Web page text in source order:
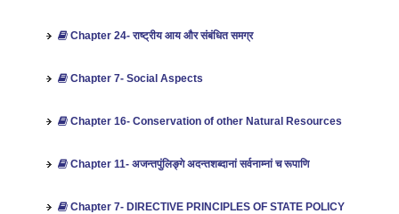
Chapter 24- राष्‍ट्रीय आय और संबंधित समग्र
Chapter 7- Social Aspects
Chapter 16- Conservation of other Natural Resources
Chapter 11- अजन्तपुंलिङ्गे अदन्तशब्दानां सर्वनाम्नां च रूपाणि
Chapter 7- DIRECTIVE PRINCIPLES OF STATE POLICY